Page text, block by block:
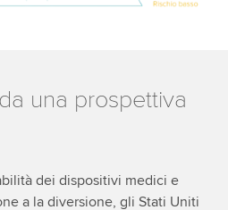
da una prospettiva
dei dispositivi medici e
a la diversione, gli Stati Uniti